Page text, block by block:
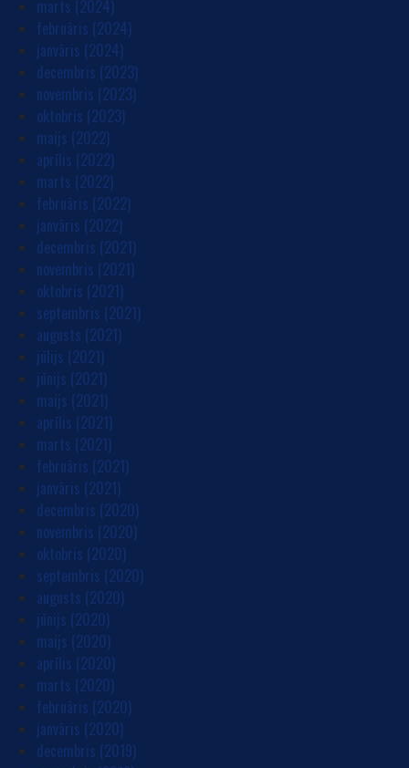
marts (2024)
februāris (2024)
janvāris (2024)
decembris (2023)
novembris (2023)
oktobris (2023)
maijs (2022)
aprīlis (2022)
marts (2022)
februāris (2022)
janvāris (2022)
decembris (2021)
novembris (2021)
oktobris (2021)
septembris (2021)
augusts (2021)
jūlijs (2021)
jūnijs (2021)
maijs (2021)
aprīlis (2021)
marts (2021)
februāris (2021)
janvāris (2021)
decembris (2020)
novembris (2020)
oktobris (2020)
septembris (2020)
augusts (2020)
jūnijs (2020)
maijs (2020)
aprīlis (2020)
marts (2020)
februāris (2020)
janvāris (2020)
decembris (2019)